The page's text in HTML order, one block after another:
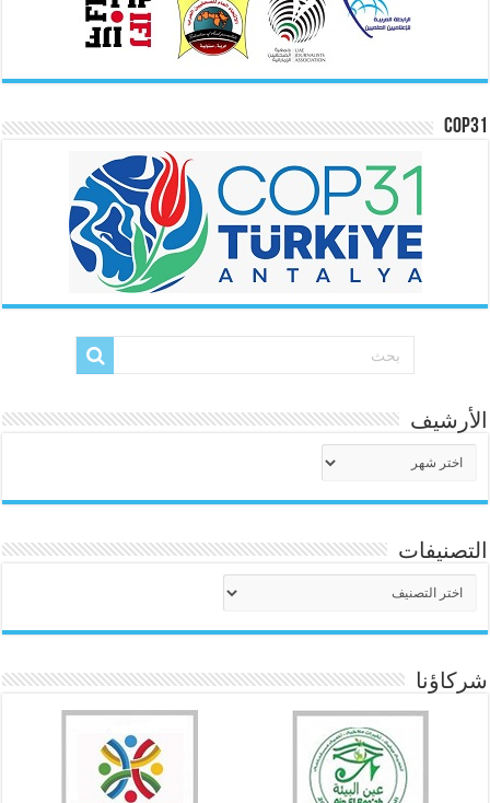
COP31
الأرشيف
التصنيفات
شركاؤنا